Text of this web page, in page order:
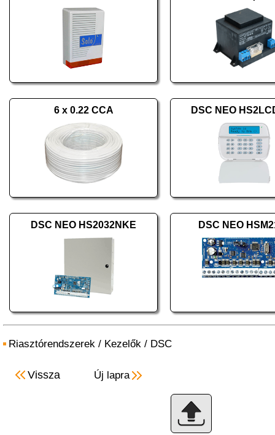
6 x 0.22 CCA DSC NEO
DSC NEO HS2032NKE DSC NEO
Riasztórendszerek / Kezelők / DSC
Vissza Új lapra